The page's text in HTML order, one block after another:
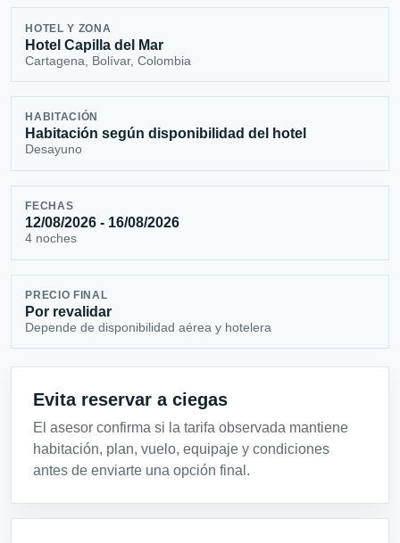
HOTEL Y ZONA
Hotel Capilla del Mar
Cartagena, Bolívar, Colombia
HABITACIÓN
Habitación según disponibilidad del hotel
Desayuno
FECHAS
12/08/2026 - 16/08/2026
4 noches
PRECIO FINAL
Por revalidar
Depende de disponibilidad aérea y hotelera
Evita reservar a ciegas
El asesor confirma si la tarifa observada mantiene
habitación, plan, vuelo, equipaje y condiciones
antes de enviarte una opción final.